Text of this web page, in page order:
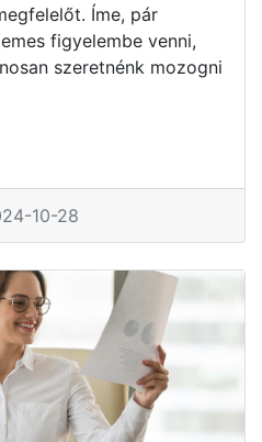
Íme, pár
figyelembe venni,
szeretnénk mozogni
10-28